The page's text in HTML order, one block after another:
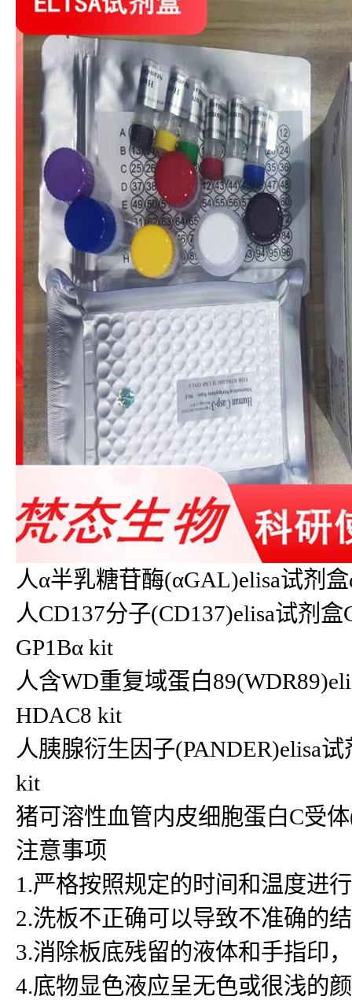
人α半乳糖苷酶(αGAL)elisa试剂
人CD137分子(CD137)elisa试剂
GP1Bα kit
人含WD重复域蛋白
HDAC8 kit
人胰腺衍生因子(PANDER)elisa
kit
猪可溶性血管内皮细胞蛋白C受体
注意事项
1.严格按照规定的时间和温度进
2.洗板不正确可以导致不准确的
3.消除板底残留的液体和手指印
4.底物显色液应呈无色或很浅的